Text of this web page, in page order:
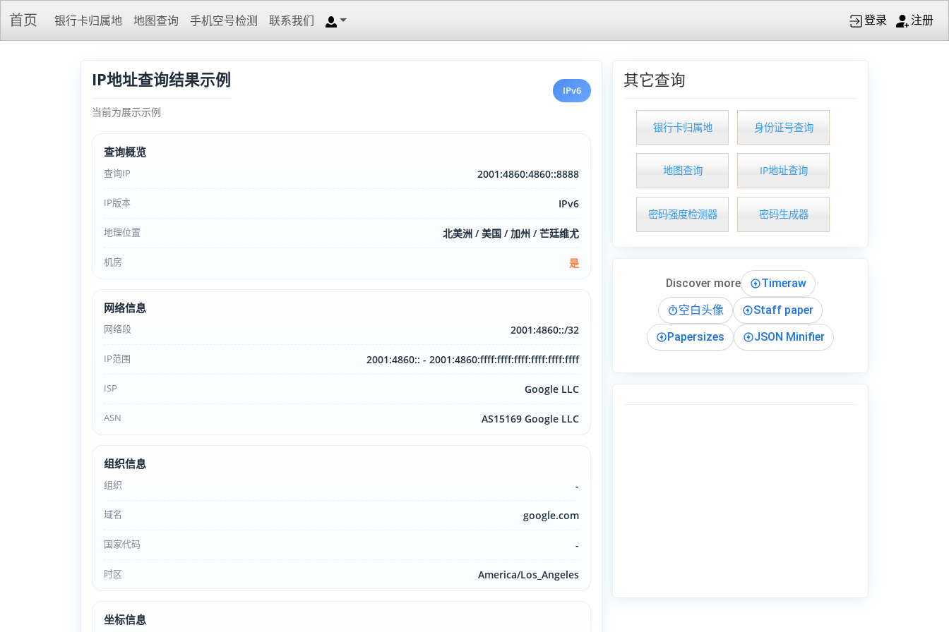
首页 银行卡归属地 地图查询 手机空号检测 联系我们 登录 注册
IP地址查询结果示例
当前为展示示例
IPv6
查询概览
查询IP 2001:4860:4860::8888
IP版本 IPv6
地理位置 北美洲 / 美国 / 加州 / 芒廷维尤
机房 是
网络信息
网络段 2001:4860::/32
IP范围 2001:4860:: - 2001:4860:ffff:ffff:ffff:ffff:ffff:ffff
ISP Google LLC
ASN AS15169 Google LLC
组织信息
组织 -
域名 google.com
国家代码 -
时区 America/Los_Angeles
坐标信息
其它查询
银行卡归属地 身份证号查询
地图查询 IP地址查询
密码强度检测器 密码生成器
Discover more
Timeraw
空白头像
Staff paper
Papersizes
JSON Minifier